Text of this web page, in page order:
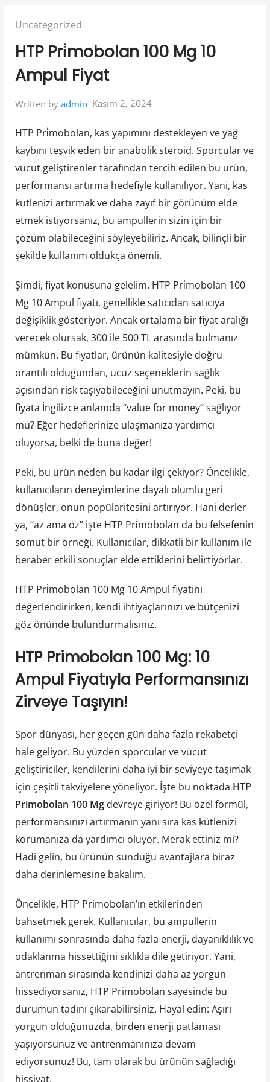
Posted
Uncategorized
HTP Pri̇mobolan 100 Mg 10
Ampul Fiyat
Written by admin Kasım 2, 2024
HTP Pri̇mobolan, kas yapımını destekleyen ve yağ
kaybını teşvik eden bir anabolik steroid. Sporcular ve
vücut geliştirenler tarafından tercih edilen bu ürün,
performansı artırma hedefiyle kullanılıyor. Yani, kas
kütlenizi artırmak ve daha zayıf bir görünüm elde
etmek istiyorsanız, bu ampullerin sizin için bir
çözüm olabileceğini söyleyebiliriz. Ancak, bilinçli bir
şekilde kullanım oldukça önemli.
Şimdi, fiyat konusuna gelelim. HTP Pri̇mobolan 100
Mg 10 Ampul fiyatı, genellikle satıcıdan satıcıya
değişiklik gösteriyor. Ancak ortalama bir fiyat aralığı
verecek olursak, 300 ile 500 TL arasında bulmanız
mümkün. Bu fiyatlar, ürünün kalitesiyle doğru
orantılı olduğundan, ucuz seçeneklerin sağlık
açısından risk taşıyabileceğini unutmayın. Peki, bu
fiyata İngilizce anlamda “value for money” sağlıyor
mu? Eğer hedeflerinize ulaşmanıza yardımcı
oluyorsa, belki de buna değer!
Peki, bu ürün neden bu kadar ilgi çekiyor? Öncelikle,
kullanıcıların deneyimlerine dayalı olumlu geri
dönüşler, onun popülaritesini artırıyor. Hani derler
ya, “az ama öz” işte HTP Pri̇mobolan da bu felsefenin
somut bir örneği. Kullanıcılar, dikkatli bir kullanım ile
beraber etkili sonuçlar elde ettiklerini belirtiyorlar.
HTP Pri̇mobolan 100 Mg 10 Ampul fiyatını
değerlendirirken, kendi ihtiyaçlarınızı ve bütçenizi
göz önünde bulundurmalısınız.
HTP Primobolan 100 Mg: 10
Ampul Fiyatıyla Performansınızı
Zirveye Taşıyın!
Spor dünyası, her geçen gün daha fazla rekabetçi
hale geliyor. Bu yüzden sporcular ve vücut
geliştiriciler, kendilerini daha iyi bir seviyeye taşımak
için çeşitli takviyelere yöneliyor. İşte bu noktada HTP
Primobolan 100 Mgdevreye giriyor! Bu özel formül,
performansınızı artırmanın yanı sıra kas kütlenizi
korumanıza da yardımcı oluyor. Merak ettiniz mi?
Hadi gelin, bu ürünün sunduğu avantajlara biraz
daha derinlemesine bakalım.
Öncelikle, HTP Primobolan’ın etkilerinden
bahsetmek gerek. Kullanıcılar, bu ampullerin
kullanımı sonrasında daha fazla enerji, dayanıklılık ve
odaklanma hissettiğini sıklıkla dile getiriyor. Yani,
antrenman sırasında kendinizi daha az yorgun
hissediyorsanız, HTP Primobolan sayesinde bu
durumun tadını çıkarabilirsiniz. Hayal edin: Aşırı
yorgun olduğunuzda, birden enerji patlaması
yaşıyorsunuz ve antrenmanınıza devam
ediyorsunuz! Bu, tam olarak bu ürünün sağladığı
hissiyat.